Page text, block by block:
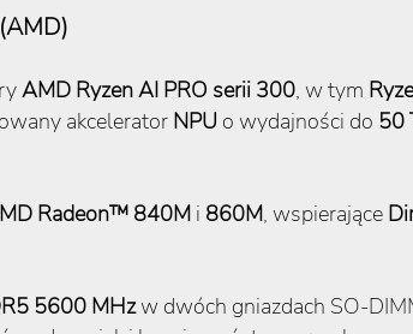
AMD Ryzen AI PRO serii 300, w tym
akcelerator NPU o wydajności do 50
Radeon™ 840M i 860M, wspierające
5600 MHzw dwóch gniazdach SO-